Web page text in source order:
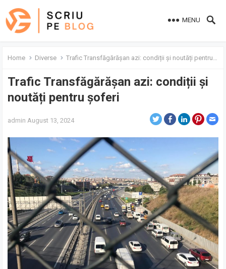
MENU
Home Diverse Trafic Transfăgărășan azi: condiții și noutăți pentru șoferi
Trafic Transfăgărășan azi: condiții și
noutăți pentru șoferi
admin August 13, 2024